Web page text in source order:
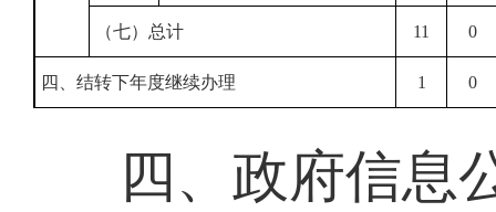
（七）总计 11 0
四、结转下年度继续办理 1 0
四、政府信息